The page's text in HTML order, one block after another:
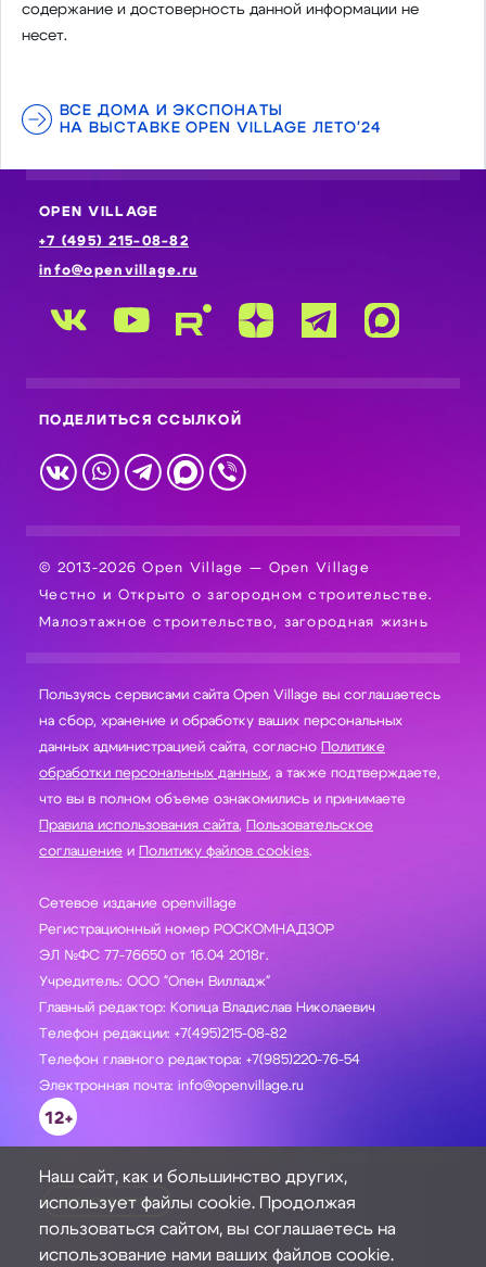
содержание и достоверность данной информации не
несет.
ВСЕ ДОМА И ЭКСПОНАТЫ
НА ВЫСТАВКЕ OPEN VILLAGE ЛЕТО'24
OPEN VILLAGE
+7 (495) 215-08-82
info@openvillage.ru
ПОДЕЛИТЬСЯ ССЫЛКОЙ
© 2013-2026 Open Village — Open Village
Честно и Открыто о загородном строительстве.
Малоэтажное строительство, загородная жизнь
Пользуясь сервисами сайта Open Village вы соглашаетесь
на сбор, хранение и обработку ваших персональных
данных администрацией сайта, согласно Политике
обработки персональных данных, а также подтверждаете,
что вы в полном объеме ознакомились и принимаете
Правила использования сайта, Пользовательское
соглашение и Политику файлов cookies.
Сетевое издание openvillage
Регистрационный номер РОСКОМНАДЗОР
ЭЛ №ФС 77-76650 от 16.04 2018г.
Учредитель: ООО "Опен Вилладж"
Главный редактор: Копица Владислав Николаевич
Телефон редакции: +7(495)215-08-82
Телефон главного редактора: +7(985)220-76-54
Электронная почта: info@openvillage.ru
12+
ЗАДАТЬ ВОПРОС
Наш сайт, как и большинство других,
использует файлы cookie. Продолжая
пользоваться сайтом, вы соглашаетесь на
использование нами ваших файлов cookie.